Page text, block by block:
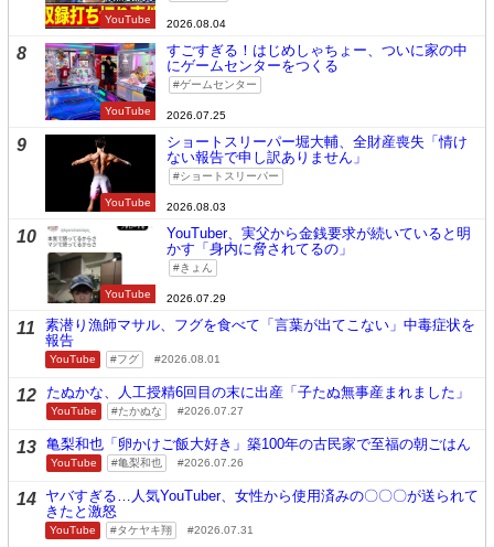
YouTube 2026.08.04
8
YouTube
すごすぎる！はじめしゃちょー、ついに家の中
にゲームセンターをつくる
ゲームセンター
2026.07.25
9
YouTube
ショートスリーパー堀大輔、全財産喪失「情け
ない報告で申し訳ありません」
ショートスリーパー
2026.08.03
10
YouTube
YouTuber、実父から金銭要求が続いていると明
かす「身内に脅されてるの」
きょん
2026.07.29
11
素潜り漁師マサル、フグを食べて「言葉が出てこない」中毒症状を
報告
YouTube フグ 2026.08.01
12 たぬかな、人工授精6回目の末に出産「子たぬ無事産まれました」
YouTube たかぬな 2026.07.27
13 亀梨和也「卵かけご飯大好き」築100年の古民家で至福の朝ごはん
YouTube 亀梨和也 2026.07.26
14 ヤバすぎる…人気YouTuber、女性から使用済みの〇〇〇が送られて
きたと激怒
YouTube タケヤキ翔 2026.07.31